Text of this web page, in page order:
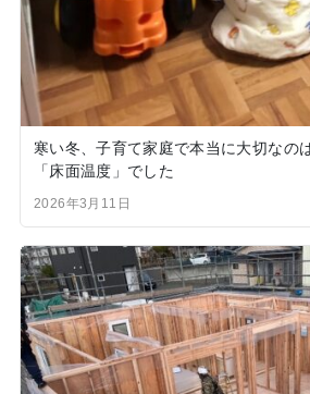
寒い冬、子育て家庭で本当に大切なの
「床面温度」でした
2026年3月11日